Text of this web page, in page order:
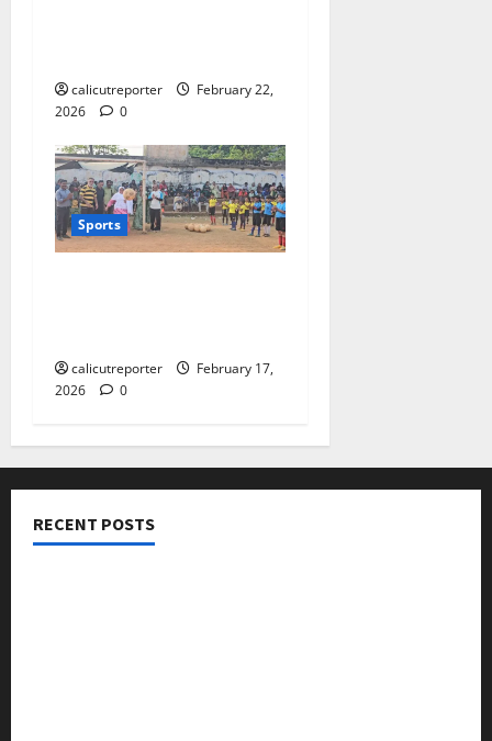
calicutreporter
February 22,
2026
0
Sports
calicutreporter
February 17,
2026
0
RECENT POSTS